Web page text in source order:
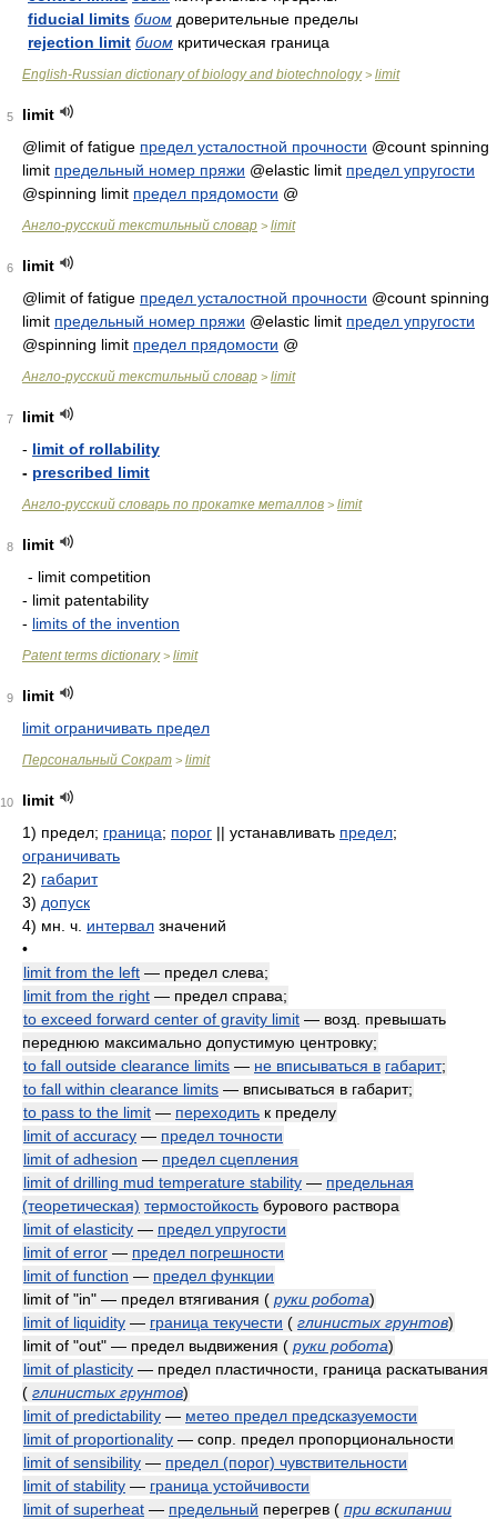
fiducial limits биом доверительные пределы
rejection limit биом критическая граница
English-Russian dictionary of biology and biotechnology> limit
5
limit
@limit of fatigue предел усталостной прочности @count spinning
limit предельный номер пряжи @elastic limit предел упругости
@spinning limit предел прядомости @
Англо-русский текстильный словар > limit
6
limit
@limit of fatigue предел усталостной прочности @count spinning
limit предельный номер пряжи @elastic limit предел упругости
@spinning limit предел прядомости @
Англо-русский текстильный словар > limit
7
limit
- limit of rollability
- prescribed limit
Англо-русский словарь по прокатке металлов > limit
8
limit
- limit competition
- limit patentability
- limits of the invention
Patent terms dictionary> limit
9
limit
limit ограничивать предел
Персональный Сократ > limit
10
limit
1) предел; граница; порог || устанавливать предел;
ограничивать
2) габарит
3) допуск
4) мн. ч. интервал значений
•
limit from the left — предел слева;
limit from the right — предел справа;
to exceed forward center of gravity limit — возд. превышать
переднюю максимально допустимую центровку;
to fall outside clearance limits — не вписываться в габарит;
to fall within clearance limits — вписываться в габарит;
to pass to the limit — переходить к пределу
limit of accuracy — предел точности
limit of adhesion — предел сцепления
limit of drilling mud temperature stability — предельная
(теоретическая) термостойкость бурового раствора
limit of elasticity — предел упругости
limit of error — предел погрешности
limit of function — предел функции
limit of "in" — предел втягивания ( руки робота)
limit of liquidity — граница текучести ( глинистых грунтов)
limit of "out" — предел выдвижения ( руки робота)
limit of plasticity — предел пластичности, граница раскатывания
( глинистых грунтов)
limit of predictability — метео предел предсказуемости
limit of proportionality — сопр. предел пропорциональности
limit of sensibility — предел (порог) чувствительности
limit of stability — граница устойчивости
limit of superheat — предельный перегрев ( при вскипании